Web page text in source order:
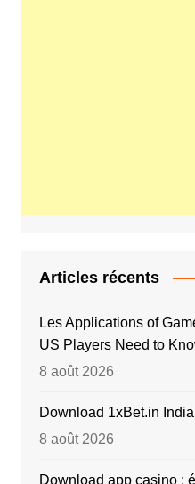
Articles récents
Les Applications of
US Players Need to
8 août 2026
Download 1xBet.in
8 août 2026
Download app casino :